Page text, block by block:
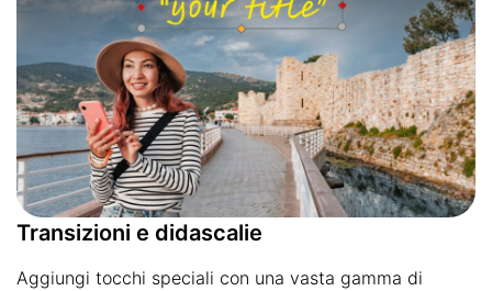
Transizioni e didascalie
Aggiungi tocchi speciali con una vasta gamma di